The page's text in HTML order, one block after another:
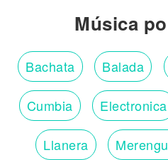
Música
Bachata Balada
Cumbia Electronica
Llanera